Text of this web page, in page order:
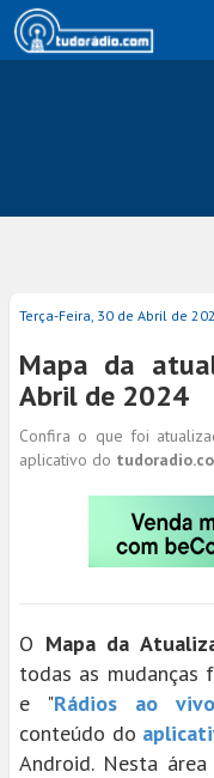
Terça-Feira, 30 de Abril de
Mapa da
Abril de 2024
Confira o que foi
aplicativo do
O Mapa da
todas as mudanças
e "Rádios ao vivo
conteúdo do
Android. Nesta